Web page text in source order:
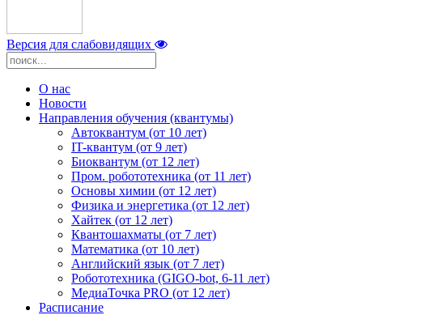
Версия для слабовидящих
О нас
Новости
Направления обучения (квантумы)
Автоквантум (от 10 лет)
IT-квантум (от 9 лет)
Биоквантум (от 12 лет)
Пром. робототехника (от 11 лет)
Основы химии (от 12 лет)
Физика и энергетика (от 12 лет)
Хайтек (от 12 лет)
Квантошахматы (от 7 лет)
Математика (от 10 лет)
Английский язык (от 7 лет)
Робототехника (GIGO-bot, 6-11 лет)
МедиаТочка PRO (от 12 лет)
Расписание